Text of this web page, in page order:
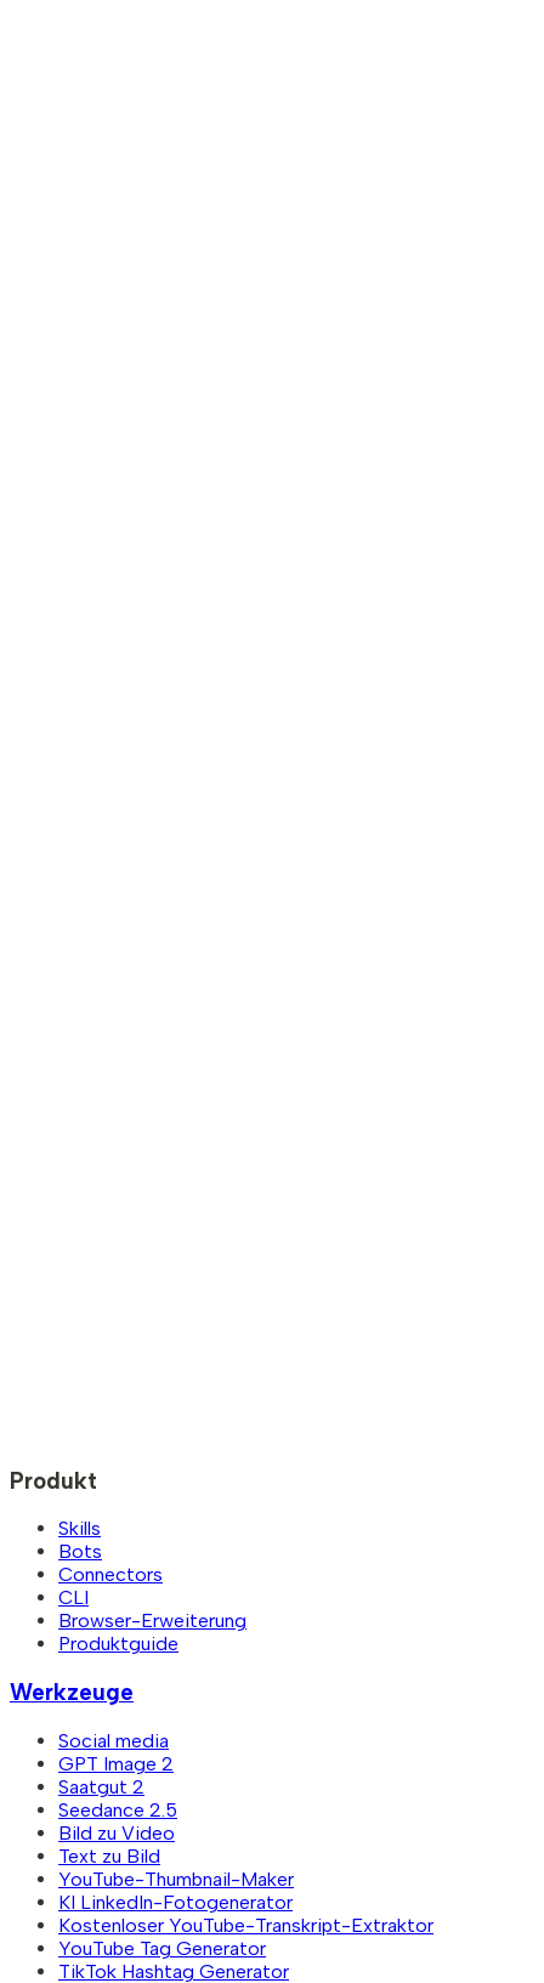
Produkt
Skills
Bots
Connectors
CLI
Browser-Erweiterung
Produktguide
Werkzeuge
Social media
GPT Image 2
Saatgut 2
Seedance 2.5
Bild zu Video
Text zu Bild
YouTube-Thumbnail-Maker
KI LinkedIn-Fotogenerator
Kostenloser YouTube-Transkript-Extraktor
YouTube Tag Generator
TikTok Hashtag Generator